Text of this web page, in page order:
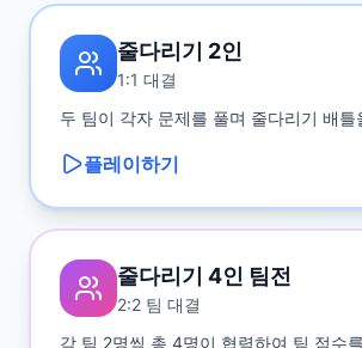
줄다리기 2인
1:1 대결
두 팀이 각자 문제를 풀며 줄다리기 배틀
플레이하기
줄다리기 4인 팀전
2:2 팀 대결
각 팀 2명씩 총 4명이 협력하여 팀 점수